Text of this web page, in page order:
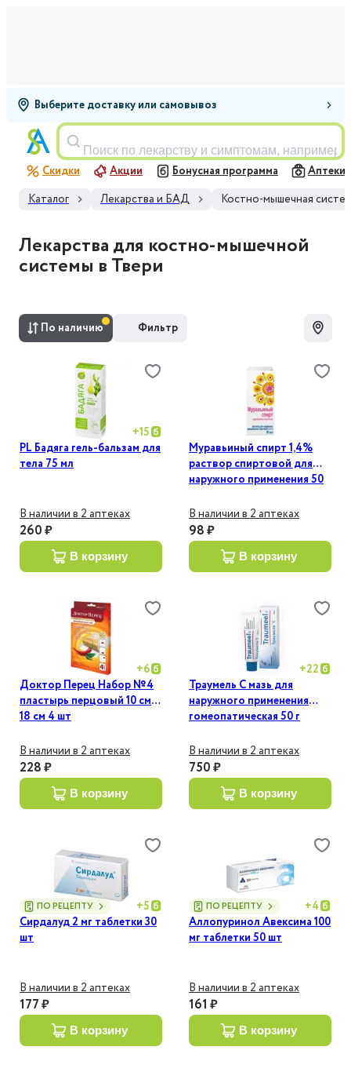
Выберите доставку или самовывоз
Поиск по лекарству и симптомам, например,
Скидки Акции Бонусная программа Аптеки
Каталог Лекарства и БАД Костно-мышечная
Лекарства для костно-мышечной
системы в Твери
По наличию Фильтр
+15
PL Бадяга гель-бальзам для
тела 75 мл
В наличии в 2 аптеках
260 ₽
в корзину
Муравьиный спирт 1,4%
раствор спиртовой для
наружного применения 50
В наличии в 2 аптеках
98 ₽
в корзину
+6
Доктор Перец Набор №4
пластырь перцовый 10 см х
18 см 4 шт
В наличии в 2 аптеках
228 ₽
в корзину
+22
Траумель С мазь для
наружного применения
гомеопатическая 50 г
В наличии в 2 аптеках
750 ₽
в корзину
ПО РЕЦЕПТУ +5
Сирдалуд 2 мг таблетки 30
шт
В наличии в 2 аптеках
177 ₽
в корзину
ПО РЕЦЕПТУ +4
Аллопуринол Авексима 100
мг таблетки 50 шт
В наличии в 2 аптеках
161 ₽
в корзину